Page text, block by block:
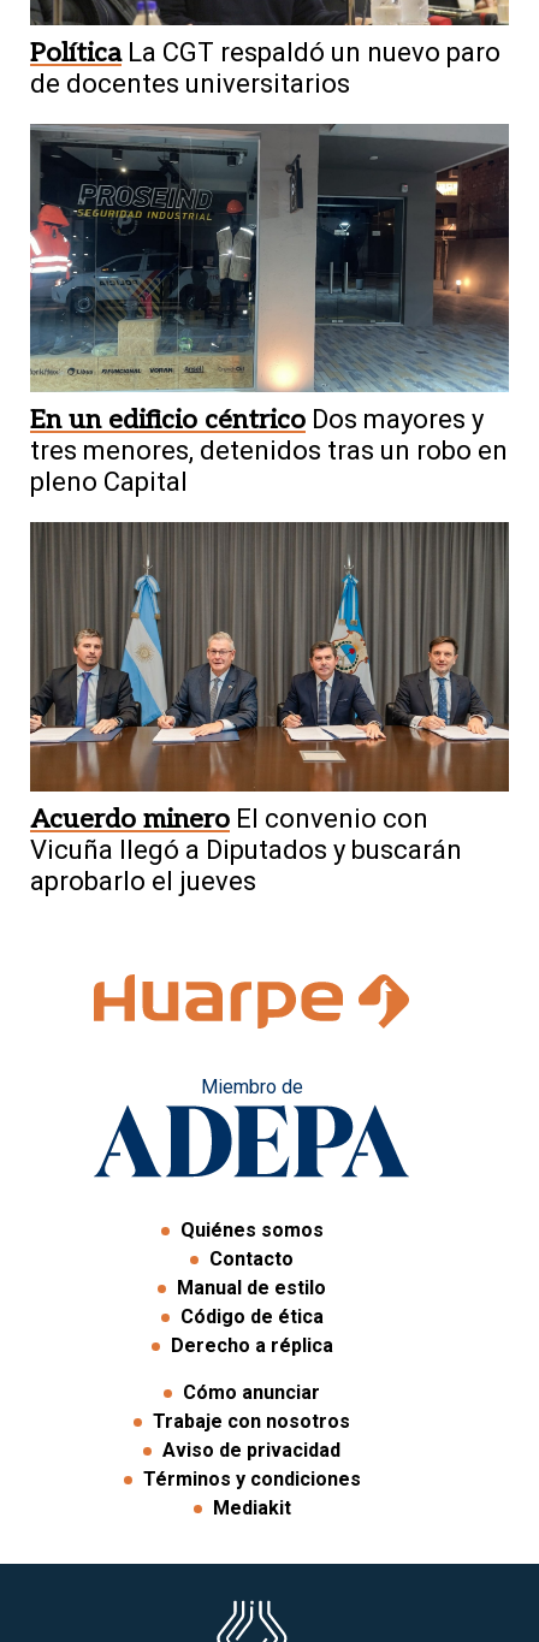
Política La CGT respaldó un nuevo paro
de docentes universitarios
En un edificio céntrico Dos mayores y
tres menores, detenidos tras un robo en
pleno Capital
Acuerdo minero El convenio con
Vicuña llegó a Diputados y buscarán
aprobarlo el jueves
Miembro de
Quiénes somos
Contacto
Manual de estilo
Código de ética
Derecho a réplica
Cómo anunciar
Trabaje con nosotros
Aviso de privacidad
Términos y condiciones
Mediakit